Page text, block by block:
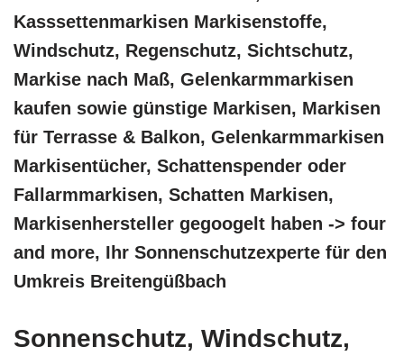
Kasssettenmarkisen Markisenstoffe,
Windschutz, Regenschutz, Sichtschutz,
Markise nach Maß, Gelenkarmmarkisen
kaufen sowie günstige Markisen, Markisen
für Terrasse & Balkon, Gelenkarmmarkisen
Markisentücher, Schattenspender oder
Fallarmmarkisen, Schatten Markisen,
Markisenhersteller gegoogelt haben -> four
and more, Ihr Sonnenschutzexperte für den
Umkreis Breitengüßbach
Sonnenschutz, Windschutz,